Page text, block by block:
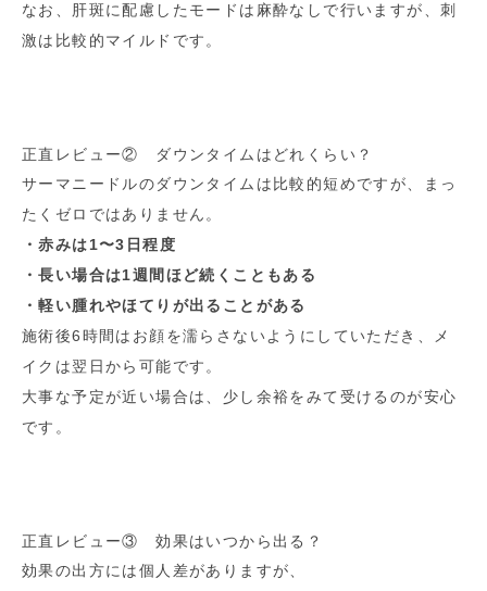
なお、肝斑に配慮したモードは麻酔なしで行いますが、刺
激は比較的マイルドです。
正直レビュー② ダウンタイムはどれくらい？
サーマニードルのダウンタイムは比較的短めですが、まっ
たくゼロではありません。
・赤みは1〜3日程度
・長い場合は1週間ほど続くこともある
・軽い腫れやほてりが出ることがある
施術後6時間はお顔を濡らさないようにしていただき、メ
イクは翌日から可能です。
大事な予定が近い場合は、少し余裕をみて受けるのが安心
です。
正直レビュー③ 効果はいつから出る？
効果の出方には個人差がありますが、